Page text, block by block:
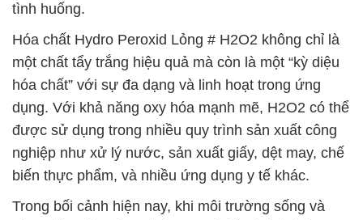
tình huống.
Hóa chất Hydro Peroxid Lỏng # H2O2 không chỉ là
một chất tẩy trắng hiệu quả mà còn là một “kỳ diệu
hóa chất” với sự đa dạng và linh hoạt trong ứng
dụng. Với khả năng oxy hóa mạnh mẽ, H2O2 có thể
được sử dụng trong nhiều quy trình sản xuất công
nghiệp như xử lý nước, sản xuất giấy, dệt may, chế
biến thực phẩm, và nhiều ứng dụng y tế khác.
Trong bối cảnh hiện nay, khi môi trường sống và